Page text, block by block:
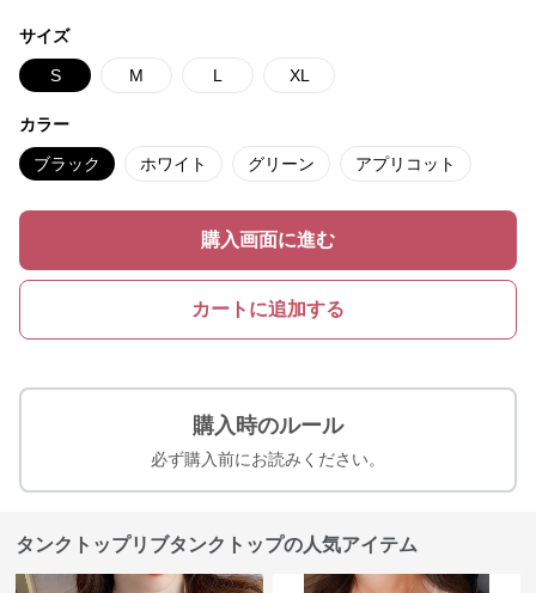
サイズ
S M L XL
カラー
ブラック ホワイト グリーン アプリコット
購入画面に進む
カートに追加する
購入時のルール
必ず購入前にお読みください。
タンクトップリブタンクトップの人気アイテム